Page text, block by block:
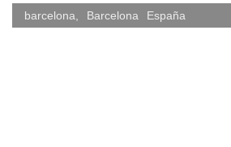
barcelona Barcelona España